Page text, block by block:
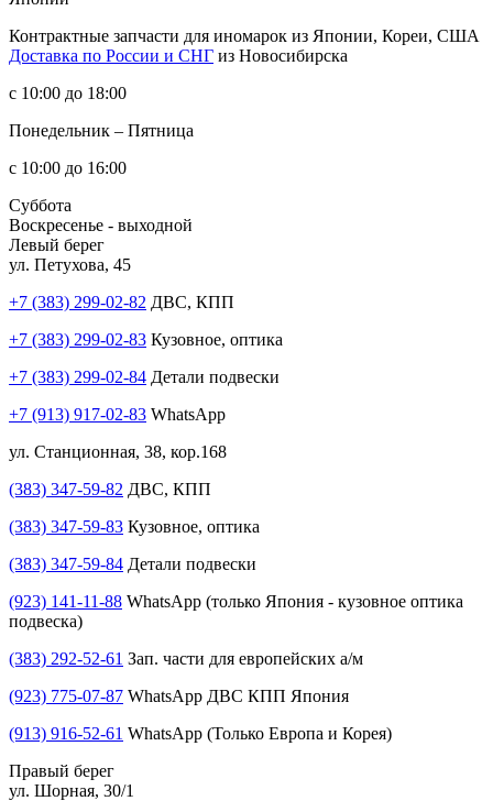
Контрактные запчасти для иномарок из Японии, Кореи, США
Доставка по России и СНГ из Новосибирска
с 10:00 до 18:00
Понедельник – Пятница
с 10:00 до 16:00
Суббота
Воскресенье - выходной
Левый берег
ул. Петухова, 45
+7 (383) 299-02-82 ДВС, КПП
+7 (383) 299-02-83 Кузовное, оптика
+7 (383) 299-02-84 Детали подвески
+7 (913) 917-02-83 WhatsApp
ул. Станционная, 38, кор.168
(383) 347-59-82 ДВС, КПП
(383) 347-59-83 Кузовное, оптика
(383) 347-59-84 Детали подвески
(923) 141-11-88 WhatsApp (только Япония - кузовное оптика
подвеска)
(383) 292-52-61 Зап. части для европейских а/м
(923) 775-07-87 WhatsApp ДВС КПП Япония
(913) 916-52-61 WhatsApp (Только Европа и Корея)
Правый берег
ул. Шорная, 30/1